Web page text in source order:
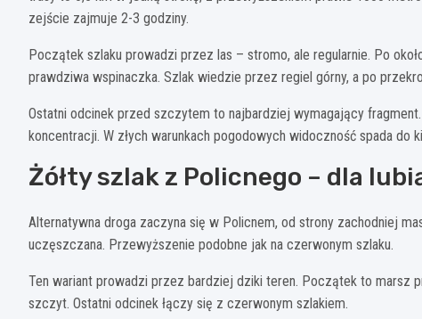
zejście zajmuje 2-3 godziny.
Początek szlaku prowadzi przez las – stromo, ale regularnie. Po
prawdziwa wspinaczka. Szlak wiedzie przez regiel górny, a po
Ostatni odcinek przed szczytem to najbardziej wymagający
koncentracji. W złych warunkach pogodowych widoczność spada do
Żółty szlak z Policnego – dla
Alternatywna droga zaczyna się w Policnem, od strony zachodniej
uczęszczana. Przewyższenie podobne jak na czerwonym szlaku.
Ten wariant prowadzi przez bardziej dziki teren. Początek to marsz
szczyt. Ostatni odcinek łączy się z czerwonym szlakiem.